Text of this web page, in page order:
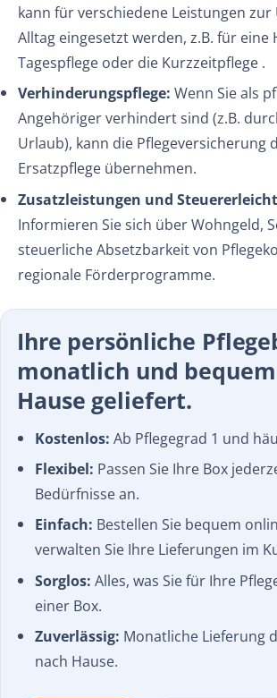
kann für verschiedene Leistungen
Alltag eingesetzt werden, z.B. für eine
Tagespflege oder die Kurzzeitpflege .
Verhinderungspflege: Wenn Sie als
Angehöriger verhindert sind (z.B.
Urlaub), kann die Pflegeversicherung
Ersatzpflege übernehmen.
Zusatzleistungen und
Informieren Sie sich über Wohngeld,
steuerliche Absetzbarkeit von
regionale Förderprogramme.
Ihre persönliche
monatlich und
Hause geliefert.
Kostenlos: Ab Pflegegrad 1 und
Flexibel: Passen Sie Ihre Box
Bedürfnisse an.
Einfach: Bestellen Sie bequem
verwalten Sie Ihre Lieferungen im
Sorglos: Alles, was Sie für Ihre
einer Box.
Zuverlässig: Monatliche Lieferung
nach Hause.